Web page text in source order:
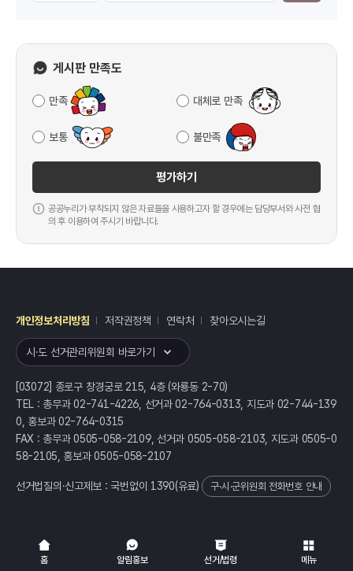
홈 알림홍보 선거/법령 메뉴
게시판 만족도
만족 대체로 만족
보통 불만족
평가하기
공공누리가 부착되지 않은 자료들을 사용하고자 할 경우에는 담당부서와 사전 협
의 후 이용하여 주시기 바랍니다.
개인정보처리방침 저작권정책 연락처 찾아오시는길
시·도 선거관리위원회 바로가기
[03072] 종로구 창경궁로 215, 4층 (와룡동 2-70)
TEL : 총무과 02-741-4226, 선거과 02-764-0313, 지도과 02-744-139
0, 홍보과 02-764-0315
FAX : 총무과 0505-058-2109, 선거과 0505-058-2103, 지도과 0505-0
58-2105, 홍보과 0505-058-2107
선거법질의·신고제보 : 국번없이 1390(유료) 구·시·군위원회 전화번호 안내